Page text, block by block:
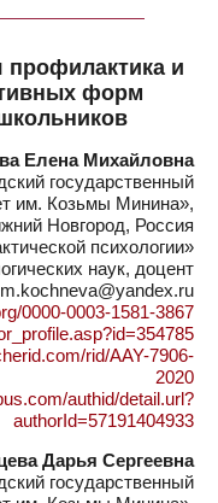
профилактика и
форм
Елена Михайловна
государственный
им. Козьмы Минина»,
Новгород, Россия
психологии»
наук, доцент
0000-0003-1581-3867
rid/AAY-7906-
2020
authid/detail.url?
authorId=57191404933
Дарья Сергеевна
государственный